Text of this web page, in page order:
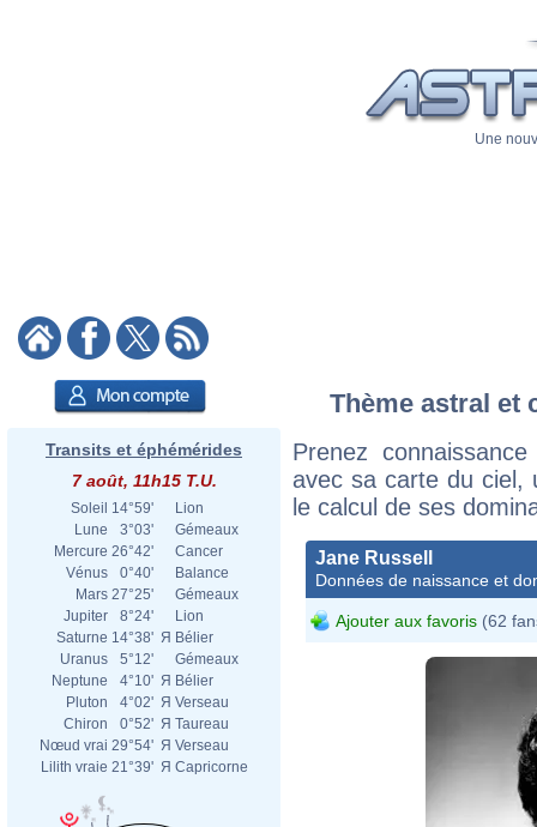
Une
Transits et éphémérides
7 août, 11h15 T.U.
Soleil 14°59'
Lion
Lune
3°03'
Gémeaux
Mercure 26°42'
Cancer
Vénus
0°40'
Balance
Mars 27°25'
Gémeaux
Jupiter
8°24'
Lion
Saturne 14°38' Я Bélier
Uranus
5°12'
Gémeaux
Neptune
4°10' Я Bélier
Pluton
4°02' Я Verseau
Chiron
0°52' Я Taureau
Nœud vrai 29°54' Я Verseau
Lilith vraie 21°39' Я Capricorne
Thème astral et
Prenez
avec sa carte du ciel,
le calcul de ses
Jane Russell
Données de naissance et
Ajouter aux favoris (62